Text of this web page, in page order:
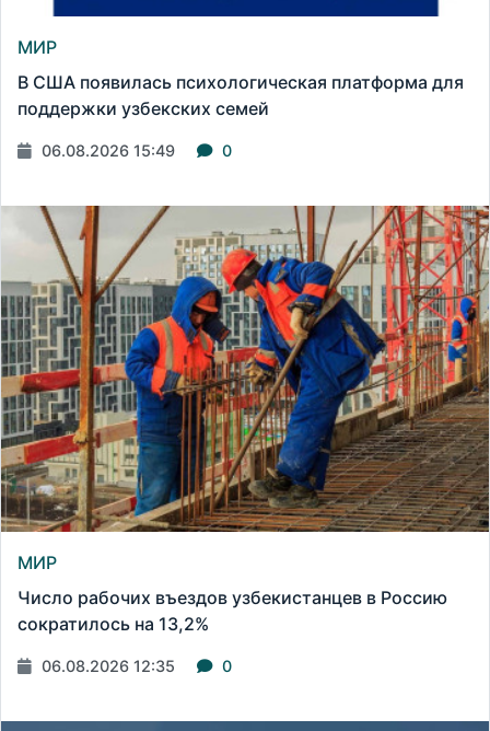
МИР
В США появилась психологическая платформа для
поддержки узбекских семей
06.08.2026 15:49 0
МИР
Число рабочих въездов узбекистанцев в Россию
сократилось на 13,2%
06.08.2026 12:35 0